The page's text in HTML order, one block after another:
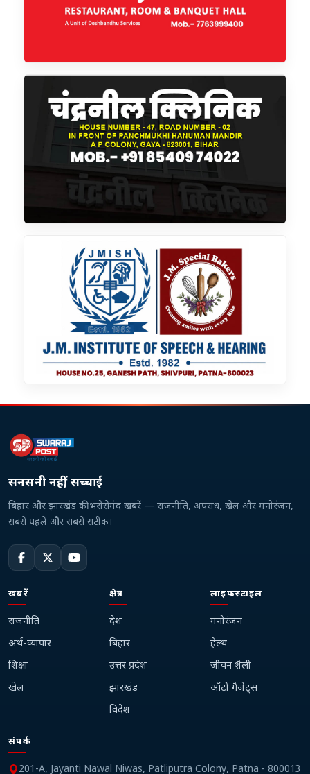
सनसनी नहीं, सच्चाई
बिहार और झारखंड की भरोसेमंद खबरें — राजनीति, अपराध, खेल और मनोरंजन,
सबसे पहले और सबसे सटीक।
खबरें
राजनीति
अर्थ-व्यापार
शिक्षा
खेल
क्षेत्र
देश
बिहार
उत्तर प्रदेश
झारखंड
विदेश
लाइफस्टाइल
मनोरंजन
हेल्थ
जीवन शैली
ऑटो गैजेट्स
संपर्क
201-A, Jayanti Nawal Niwas, Patliputra Colony, Patna - 800013